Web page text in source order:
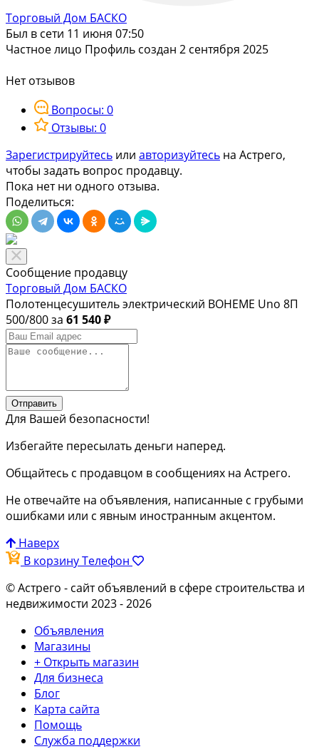
Торговый Дом БАСКО
Был в сети 11 июня 07:50
Частное лицо Профиль создан 2 сентября 2025
Нет отзывов
Вопросы: 0
Отзывы: 0
Зарегистрируйтесь или авторизуйтесь на Астрего,
чтобы задать вопрос продавцу.
Пока нет ни одного отзыва.
Поделиться:
Сообщение продавцу
Торговый Дом БАСКО
Полотенцесушитель электрический BOHEME Uno 8П
500/800 за 61 540 ₽
Отправить
Для Вашей безопасности!
Избегайте пересылать деньги наперед.
Общайтесь с продавцом в сообщениях на Астрего.
Не отвечайте на объявления, написанные с грубыми
ошибками или с явным иностранным акцентом.
Наверх
В корзинуТелефон
© Астрего - сайт объявлений в сфере строительства и
недвижимости 2023 - 2026
Объявления
Магазины
+ Открыть магазин
Для бизнеса
Блог
Карта сайта
Помощь
Служба поддержки